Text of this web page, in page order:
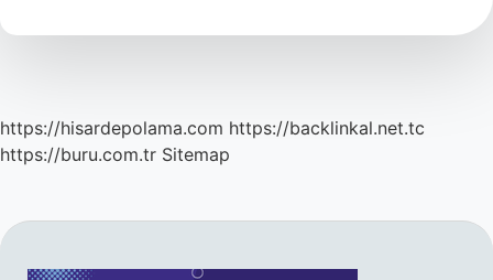
Yetişir
https://hisardepolama.com https://backlinkal.net.tc
https://buru.com.tr Sitemap